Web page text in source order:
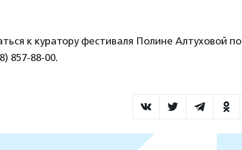
к куратору фестиваля Полине Алтуховой по
857-88-00.